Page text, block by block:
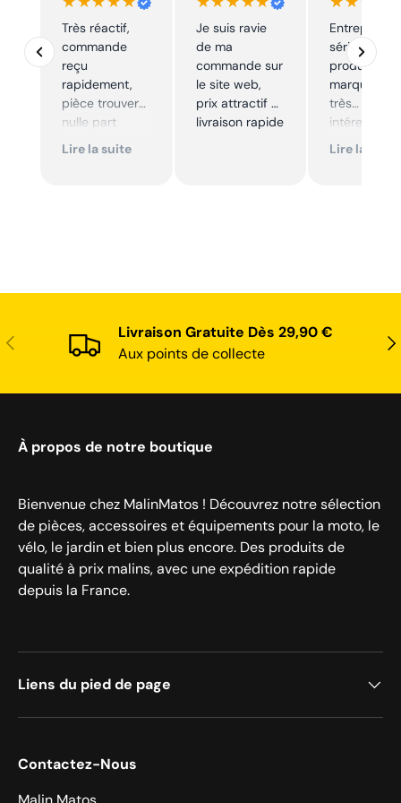
Très réactif,
commande
reçu
rapidement,
pièce trouver
nulle part
ailleurs et
Lire la suite
Je suis ravie
de ma
commande sur
le site web,
prix attractif et
livraison rapide
Entreprise
sérieuse,
produits de
marque à
très
Excellent
Lire la suite
Précédent
Livraison Gratuite Dès 29,90 €
Aux points de collecte
À propos de notre boutique
Bienvenue chez MalinMatos ! Découvrez notre sélection
de pièces, accessoires et équipements pour la moto, le
vélo, le jardin et bien plus encore. Des produits de
qualité à prix malins, avec une expédition rapide
depuis la France.
Liens du pied de page
Contactez-Nous